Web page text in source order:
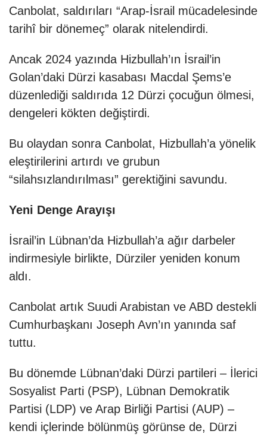
Canbolat, saldırıları “Arap-İsrail mücadelesinde
tarihî bir dönemeç” olarak nitelendirdi.
Ancak 2024 yazında Hizbullah’ın İsrail’in
Golan’daki Dürzi kasabası Macdal Şems’e
düzenlediği saldırıda 12 Dürzi çocuğun ölmesi,
dengeleri kökten değiştirdi.
Bu olaydan sonra Canbolat, Hizbullah’a yönelik
eleştirilerini artırdı ve grubun
“silahsızlandırılması” gerektiğini savundu.
Yeni Denge Arayışı
İsrail’in Lübnan’da Hizbullah’a ağır darbeler
indirmesiyle birlikte, Dürziler yeniden konum
aldı.
Canbolat artık Suudi Arabistan ve ABD destekli
Cumhurbaşkanı Joseph Avn’ın yanında saf
tuttu.
Bu dönemde Lübnan’daki Dürzi partileri – İlerici
Sosyalist Parti (PSP), Lübnan Demokratik
Partisi (LDP) ve Arap Birliği Partisi (AUP) –
kendi içlerinde bölünmüş görünse de, Dürzi